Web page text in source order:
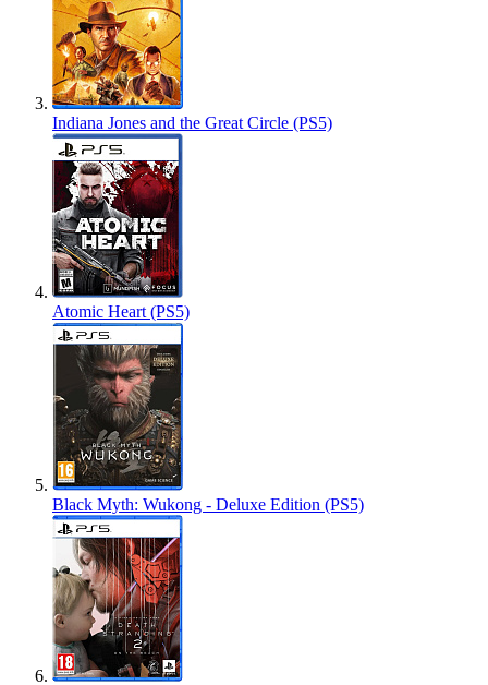
Indiana Jones and the Great Circle (PS5)
Atomic Heart (PS5)
Black Myth: Wukong - Deluxe Edition (PS5)